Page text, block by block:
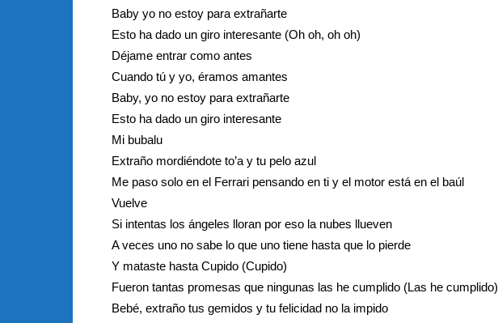
Baby yo no estoy para extrañarte
Esto ha dado un giro interesante (Oh oh, oh oh)
Déjame entrar como antes
Cuando tú y yo, éramos amantes
Baby, yo no estoy para extrañarte
Esto ha dado un giro interesante
Mi bubalu
Extraño mordiéndote to’a y tu pelo azul
Me paso solo en el Ferrari pensando en ti y el motor está en el baúl
Vuelve
Si intentas los ángeles lloran por eso la nubes llueven
A veces uno no sabe lo que uno tiene hasta que lo pierde
Y mataste hasta Cupido (Cupido)
Fueron tantas promesas que ningunas las he cumplido (Las he cumplido)
Bebé, extraño tus gemidos y tu felicidad no la impido